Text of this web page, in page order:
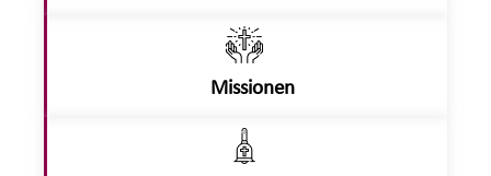
Missionen